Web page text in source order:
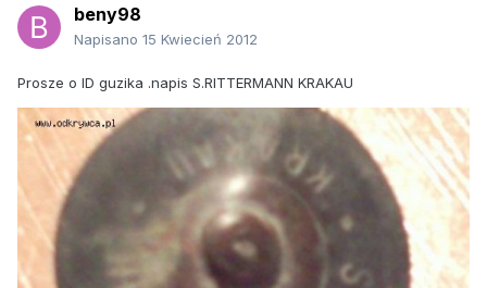
beny98
Napisano 15 Kwiecień 2012
Prosze o ID guzika .napis S.RITTERMANN KRAKAU